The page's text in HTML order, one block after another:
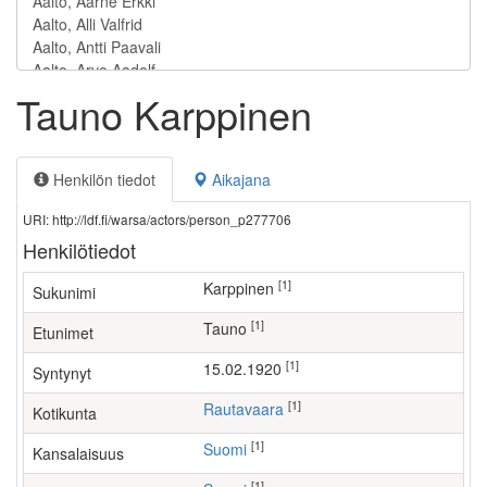
Tauno Karppinen
Henkilön tiedot Aikajana
URI: http://ldf.fi/warsa/actors/person_p277706
Henkilötiedot
Sukunimi Karppinen [1]
Etunimet Tauno [1]
Syntynyt 15.02.1920 [1]
Kotikunta Rautavaara [1]
Kansalaisuus Suomi [1]